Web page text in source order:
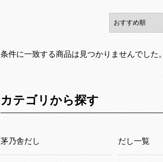
条件に一致する商品は見つかりませんでした。
カテゴリから探す
茅乃舎だし だし一覧